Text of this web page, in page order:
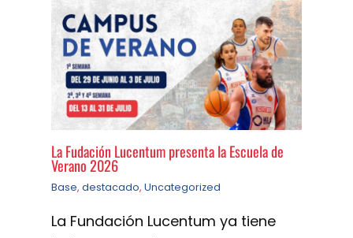
La Fudación Lucentum presenta la Escuela de
Verano 2026
Base, destacado,Uncategorized
La Fundación Lucentum ya tiene
todo preparado para una nueva